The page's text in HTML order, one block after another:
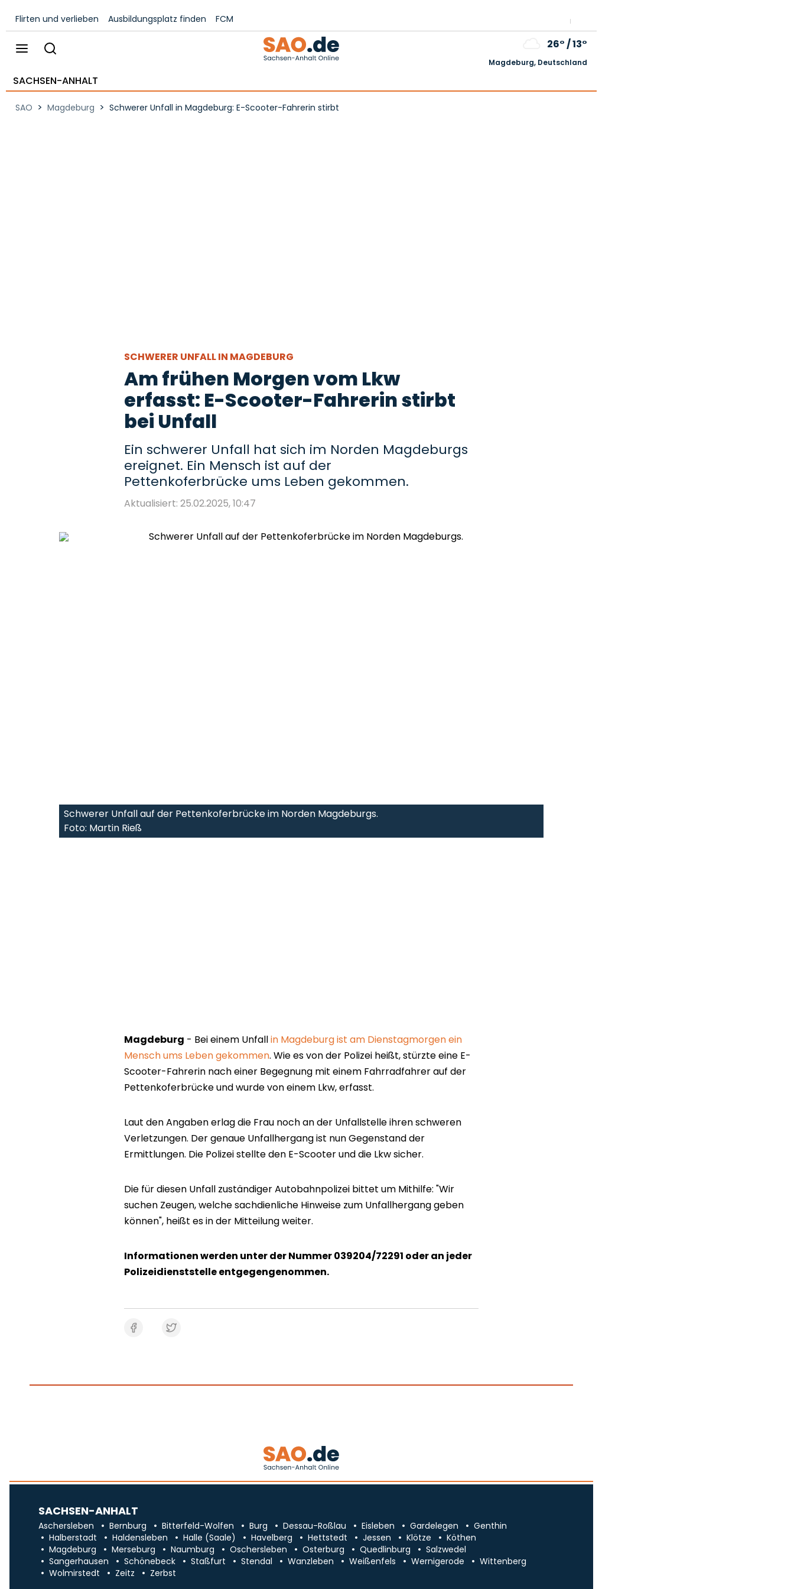
Flirten und verlieben Ausbildungsplatz finden FCM
26°/13°
Magdeburg, Deutschland
SACHSEN-ANHALT
SAO > Magdeburg > Schwerer Unfall in Magdeburg: E-Scooter-Fahrerin stirbt
SCHWERER UNFALL IN MAGDEBURG
Am frühen Morgen vom Lkw
erfasst: E-Scooter-Fahrerin stirbt
bei Unfall
Ein schwerer Unfall hat sich im Norden Magdeburgs
ereignet. Ein Mensch ist auf der
Pettenkoferbrücke ums Leben gekommen.
Aktualisiert: 25.02.2025, 10:47
Schwerer Unfall auf der Pettenkoferbrücke im Norden Magdeburgs.
Foto: Martin Rieß
Magdeburg - Bei einem Unfallin Magdeburg ist am Dienstagmorgen ein
Mensch ums Leben gekommen. Wie es von der Polizei heißt, stürzte eine E-
Scooter-Fahrerin nach einer Begegnung mit einem Fahrradfahrer auf der
Pettenkoferbrücke und wurde von einem Lkw, erfasst.
Laut den Angaben erlag die Frau noch an der Unfallstelle ihren schweren
Verletzungen. Der genaue Unfallhergang ist nun Gegenstand der
Ermittlungen. Die Polizei stellte den E-Scooter und die Lkw sicher.
Die für diesen Unfall zuständiger Autobahnpolizei bittet um Mithilfe: "Wir
suchen Zeugen, welche sachdienliche Hinweise zum Unfallhergang geben
können", heißt es in der Mitteilung weiter.
Informationen werden unter der Nummer 039204/72291 oder an jeder
Polizeidienststelle entgegengenommen.
SACHSEN-ANHALT
Aschersleben Bernburg Bitterfeld-Wolfen Burg Dessau-Roßlau Eisleben Gardelegen
Genthin
Halberstadt
Haldensleben Halle (Saale) Havelberg Hettstedt Jessen Klötze
Köthen
Magdeburg
Merseburg Naumburg Oschersleben Osterburg Quedlinburg
Salzwedel
Sangerhausen
Schönebeck Staßfurt Stendal Wanzleben Weißenfels Wernigerode
Wittenberg
Wolmirstedt
Zeitz Zerbst